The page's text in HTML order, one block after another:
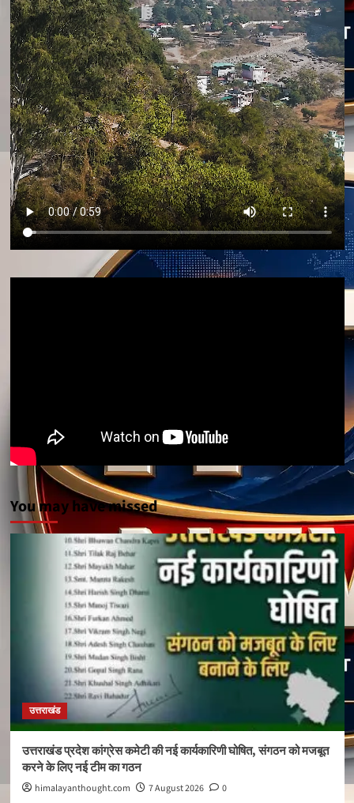
You may have missed
उत्तराखंड
उत्तराखंड प्रदेश कांग्रेस कमेटी की नई कार्यकारिणी घोषित, संगठन को मजबूत
करने के लिए नई टीम का गठन
himalayanthought.com 7 August 2026 0